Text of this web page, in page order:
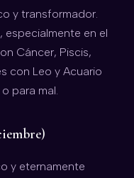
y transformador.
especialmente en el
Cáncer, Piscis,
con Leo y Acuario
para mal.
y eternamente